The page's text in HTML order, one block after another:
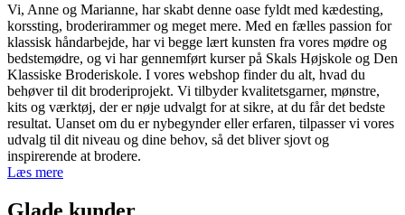
varianter.
Mulighederne
kan
vælges
på
varesiden
Vi, Anne og Marianne, har skabt denne oase fyldt med kædesting,
korssting, broderirammer og meget mere. Med en fælles passion for
klassisk håndarbejde, har vi begge lært kunsten fra vores mødre og
bedstemødre, og vi har gennemført kurser på Skals Højskole og Den
Klassiske Broderiskole. I vores webshop finder du alt, hvad du
behøver til dit broderiprojekt. Vi tilbyder kvalitetsgarner, mønstre,
kits og værktøj, der er nøje udvalgt for at sikre, at du får det bedste
resultat. Uanset om du er nybegynder eller erfaren, tilpasser vi vores
udvalg til dit niveau og dine behov, så det bliver sjovt og
inspirerende at brodere.
Læs mere